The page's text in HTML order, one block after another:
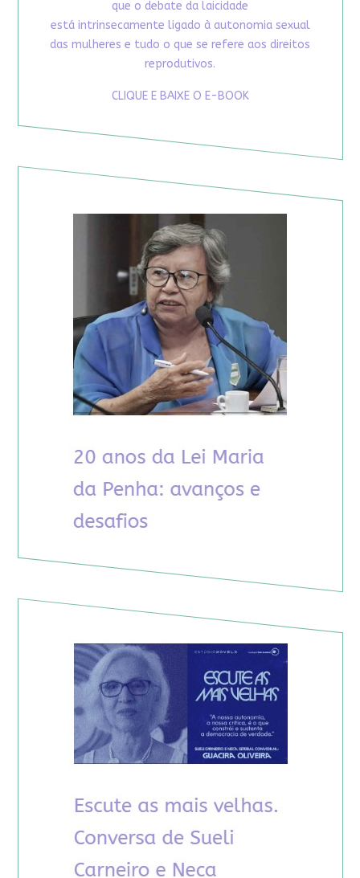
que o debate da laicidade
está intrinsecamente ligado à autonomia sexual
das mulheres e tudo o que se refere aos direitos
reprodutivos.
CLIQUE E BAIXE O E-BOOK